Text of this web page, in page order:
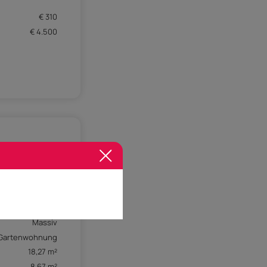
€ 310
€ 4.500
Massiv
18,27 m²